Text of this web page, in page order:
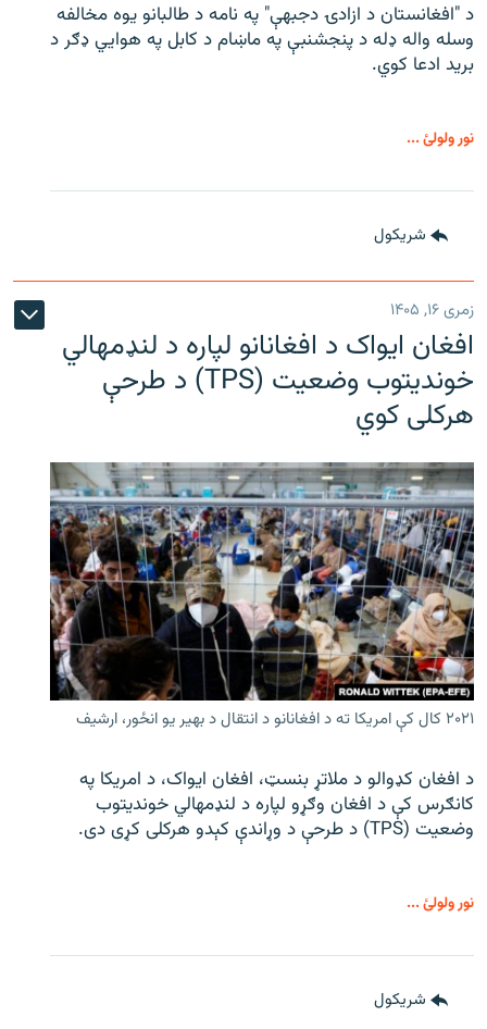
د "افغانستان د ازادۍ دجبهې" په نامه د طالبانو یوه مخالفه
وسله واله ډله د پنجشنبې په ماښام د کابل په هوايي ډګر د
برید ادعا کوي.
نور ولولئ ...
شريکول
زمری ۱۶, ۱۴۰۵
افغان ایواک د افغانانو لپاره د لنډمهالي
خوندیتوب وضعیت (TPS) د طرحې
هرکلی کوي
۲۰۲۱ کال کې امریکا ته د افغانانو د انتقال د بهیر یو انځور، ارشیف
د افغان کډوالو د ملاتړ بنسټ، افغان ایواک، د امریکا په
کانګرس کې د افغان وګړو لپاره د لنډمهالي خوندیتوب
وضعیت (TPS) د طرحې د وړاندې کېدو هرکلی کړی دی.
نور ولولئ ...
شريکول